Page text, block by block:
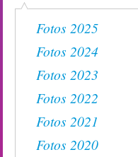
Fotos 2025
Fotos 2024
Fotos 2023
Fotos 2022
Fotos 2021
Fotos 2020